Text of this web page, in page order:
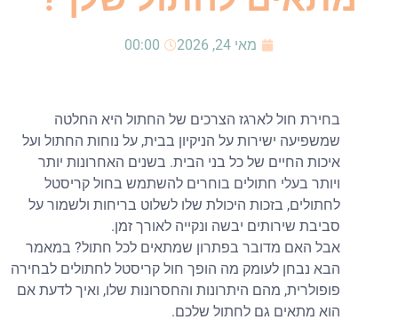
00:00
בחירת חול לארגז הצרכים של החתול היא החלטה
שמשפיעה ישירות על הניקיון בבית, על נוחות החתול ועל
איכות החיים של כל בני הבית. בשנים האחרונות יותר
ויותר בעלי חתולים בוחרים להשתמש בחול קריסטל
לחתולים, בזכות היכולת שלו לשלוט בריחות ולשמור על
סביבת שירותים יבשה ונקייה לאורך זמן.
אבל האם מדובר בפתרון שמתאים לכל חתול? במאמר
הבא נבחן לעומק מה הופך חול קריסטל לחתולים לבחירה
פופולרית, מהם היתרונות והחסרונות שלו, ואיך לדעת אם
הוא מתאים גם לחתול שלכם.